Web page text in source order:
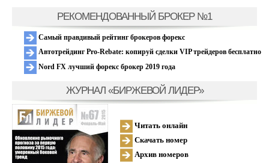
РЕКОМЕНДОВАННЫЙ БРОКЕР №1
Самый правдивый рейтинг брокеров форекс
Автотрейдинг Pro-Rebate: копируй сделки VIP трейдеров бесплатно
Nord FX лучший форекс брокер 2019 года
ЖУРНАЛ «БИРЖЕВОЙ ЛИДЕР»
Читать онлайн
Скачать номер
Архив номеров